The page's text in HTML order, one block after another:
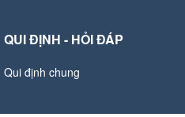
QUI ĐỊNH - HỎI ĐÁP
Qui định chung